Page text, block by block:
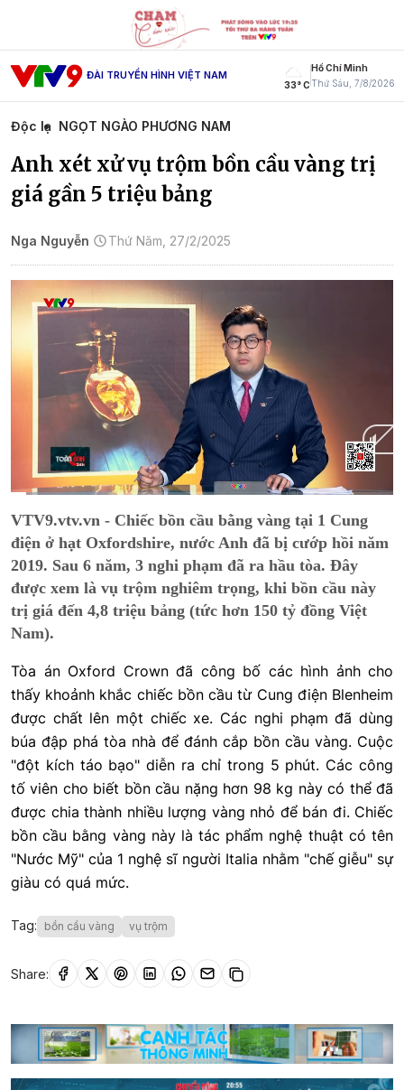
ĐÀI TRUYỀN HÌNH VIỆT NAM
33° C
Hồ Chí Minh
Thứ Sáu, 7/8/2026
Độc lạ NGỌT NGÀO PHƯƠNG NAM
Anh xét xử vụ trộm bồn cầu vàng trị
giá gần 5 triệu bảng
Nga Nguyễn Thứ Năm, 27/2/2025
Time
VTV9.vtv.vn - Chiếc bồn cầu bằng vàng tại 1 Cung
điện ở hạt Oxfordshire, nước Anh đã bị cướp hồi năm
2019. Sau 6 năm, 3 nghi phạm đã ra hầu tòa. Đây
được xem là vụ trộm nghiêm trọng, khi bồn cầu này
trị giá đến 4,8 triệu bảng (tức hơn 150 tỷ đồng Việt
Nam).
Tòa án Oxford Crown đã công bố các hình ảnh cho
thấy khoảnh khắc chiếc bồn cầu từ Cung điện Blenheim
được chất lên một chiếc xe. Các nghi phạm đã dùng
búa đập phá tòa nhà để đánh cắp bồn cầu vàng. Cuộc
"đột kích táo bạo" diễn ra chỉ trong 5 phút. Các công
tố viên cho biết bồn cầu nặng hơn 98 kg này có thể đã
được chia thành nhiều lượng vàng nhỏ để bán đi. Chiếc
bồn cầu bằng vàng này là tác phẩm nghệ thuật có tên
"Nước Mỹ" của 1 nghệ sĩ người Italia nhằm "chế giễu" sự
giàu có quá mức.
Tag: bồn cầu vàng vụ trộm
Share: